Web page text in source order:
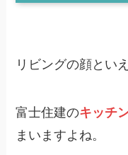
リビングの顔とい
富士住建のキッチ
まいますよね。